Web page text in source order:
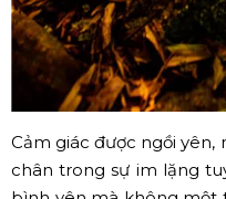
Cảm giác được ngồi
chân trong sự im lặng